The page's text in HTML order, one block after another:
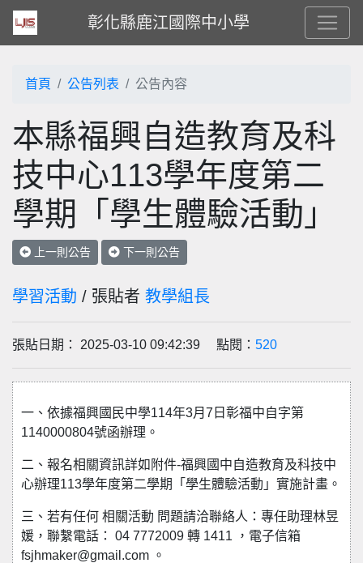
彰化縣鹿江國際中小學
首頁 公告列表 公告內容
本縣福興自造教育及科
技中心113學年度第二
學期「學生體驗活動」
上一則公告 下一則公告
學習活動 / 張貼者 教學組長
張貼日期： 2025-03-10 09:42:39 點閱： 520
一、依據福興國民中學114年3月7日彰福中自字第
1140000804號函辦理。
二、報名相關資訊詳如附件-福興國中自造教育及科技中
心辦理113學年度第二學期「學生體驗活動」實施計畫。
三、若有任何 相關活動 問題請洽聯絡人：專任助理林昱
媛，聯繫電話： 04 7772009 轉 1411 ，電子信箱
fsjhmaker@gmail.com 。